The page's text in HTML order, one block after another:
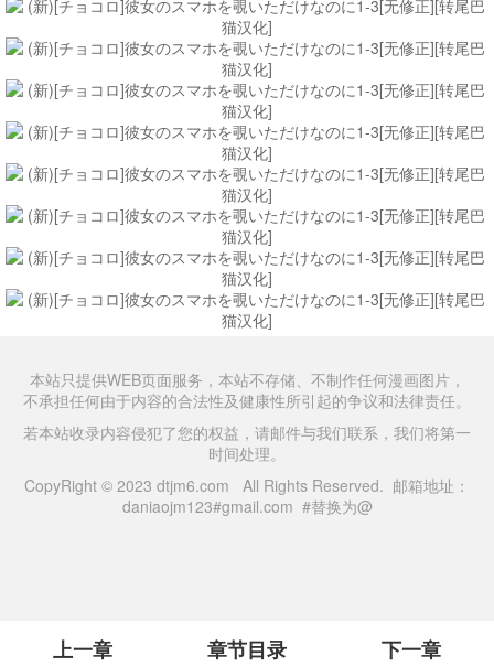
上一章 章节目录 下一章
本站只提供WEB页面服务，本站不存储、不制作任何漫画图片，
不承担任何由于内容的合法性及健康性所引起的争议和法律责任。
若本站收录内容侵犯了您的权益，请邮件与我们联系，我们将第一
时间处理。
CopyRight © 2023 dtjm6.com All Rights Reserved. 邮箱地址：
daniaojm123#gmail.com #替换为@